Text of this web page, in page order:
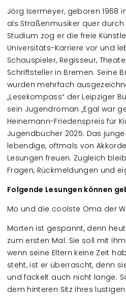
Jörg Isermeyer, geboren 1968
als Straßenmusiker quer
Studium zog er die freie
Universitäts-Karriere vor und
Schauspieler, Regisseur,
Schriftsteller in Bremen. Seine
wurden mehrfach
„Lesekompass“ der Leipziger
sein Jugendroman „Egal war
Heinemann-Friedenspreis für
Jugendbücher 2025. Das
lebendige, oftmals von
Lesungen freuen. Zugleich
Fragen, Rückmeldungen und
Folgende Lesungen können
Mo und die coolste Oma der
Morten ist gespannt, denn
zum ersten Mal. Sie soll mit
wenn seine Eltern keine Zeit
steht, ist er überrascht, denn
und fackelt auch nicht lange.
dem hinteren Sitz ihres